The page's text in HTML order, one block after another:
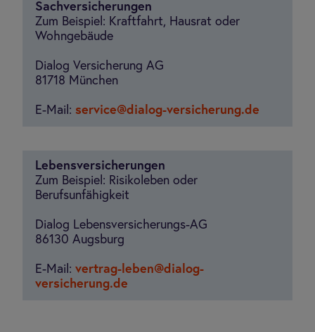
Sachversicherungen
Zum Beispiel: Kraftfahrt, Hausrat oder
Wohngebäude
Dialog Versicherung AG
81718 München
E-Mail: service@dialog-versicherung.de
Lebensversicherungen
Zum Beispiel: Risikoleben oder
Berufsunfähigkeit
Dialog Lebensversicherungs-AG
86130 Augsburg
E-Mail: vertrag-leben@dialog-
versicherung.de